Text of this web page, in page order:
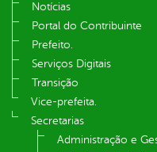
Notícias
Portal do Contribuinte
Prefeito.
Serviços Digitais
Transição
Vice-prefeita.
Secretarias
Administração e